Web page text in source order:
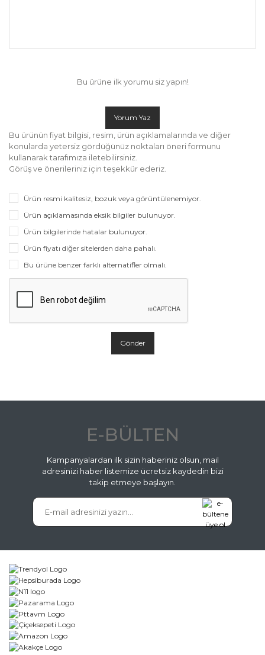
Bu ürüne ilk yorumu siz yapın!
Yorum Yaz
Bu ürünün fiyat bilgisi, resim, ürün açıklamalarında ve diğer
konularda yetersiz gördüğünüz noktaları öneri formunu
kullanarak tarafımıza iletebilirsiniz.
Görüş ve önerileriniz için teşekkür ederiz.
Ürün resmi kalitesiz, bozuk veya görüntülenemiyor.
Ürün açıklamasında eksik bilgiler bulunuyor.
Ürün bilgilerinde hatalar bulunuyor.
Ürün fiyatı diğer sitelerden daha pahalı.
Bu ürüne benzer farklı alternatifler olmalı.
Gönder
E-BÜLTEN
Kampanyalardan ilk sizin haberiniz olsun, mail
adresinizi haber listemize ücretsiz kaydedin bizi
takip etmeye başlayın.